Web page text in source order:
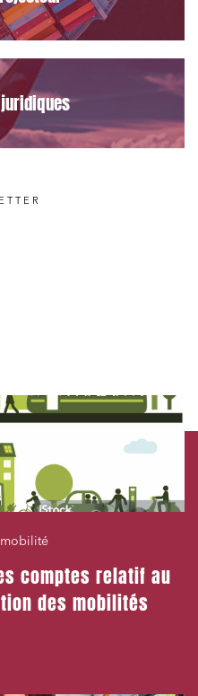
comptes relatif au
des mobilités